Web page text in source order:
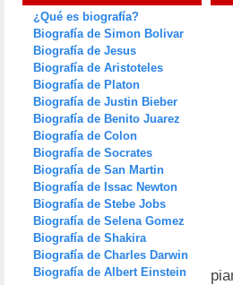
¿Qué es biografía?
Biografía de Simon Bolivar
Biografía de Jesus
Biografía de Aristoteles
Biografía de Platon
Biografía de Justin Bieber
Biografía de Benito Juarez
Biografía de Colon
Biografía de Socrates
Biografía de San Martin
Biografía de Issac Newton
Biografía de Stebe Jobs
Biografía de Selena Gomez
Biografía de Shakira
Biografía de Charles Darwin
Biografía de Albert Einstein